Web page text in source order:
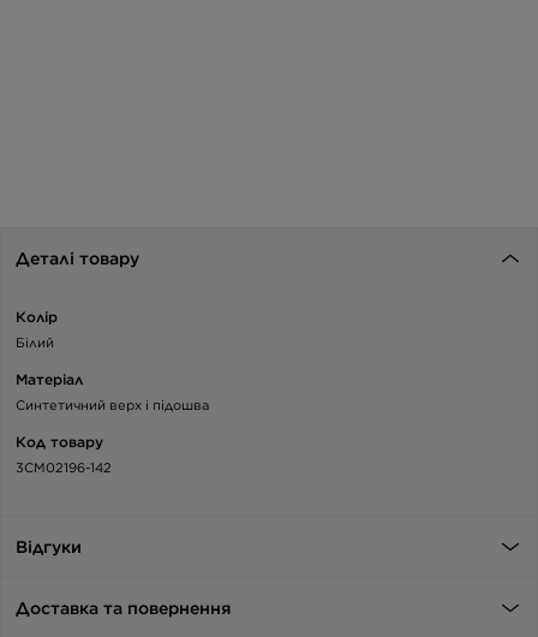
Деталі товару
Колір
Білий
Матеріал
Синтетичний верх і підошва
Код товару
3CM02196-142
Відгуки
Доставка та повернення